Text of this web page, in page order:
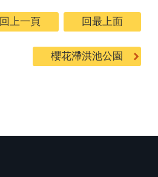
回上一頁 回最上面
櫻花滯洪池公園